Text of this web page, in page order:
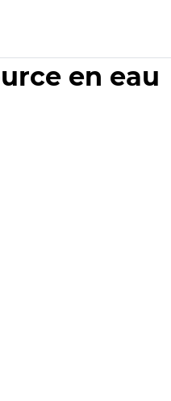
en eau